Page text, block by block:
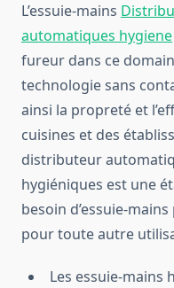
L’essuie-mains
automatiques hygiene
fureur dans ce
technologie sans
ainsi la propreté et
cuisines et des
distributeur
hygiéniques est une
besoin d’essuie-
pour toute autre
Les essuie-mains